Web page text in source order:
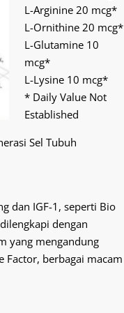
L-Arginine 20 mcg*
L-Ornithine 20 mcg*
L-Glutamine 10
mcg*
L-Lysine 10 mcg*
* Daily Value Not
Established
Sel Tubuh
dan IGF-1, seperti Bio
dengan
yang mengandung
Factor, berbagai macam